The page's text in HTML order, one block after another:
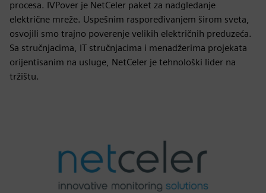
procesa. IVPover je NetCeler paket za nadgledanje
električne mreže. Uspešnim raspoređivanjem širom sveta,
osvojili smo trajno poverenje velikih električnih preduzeća.
Sa stručnjacima, IT stručnjacima i menadžerima projekata
orijentisanim na usluge, NetCeler je tehnološki lider na
tržištu.